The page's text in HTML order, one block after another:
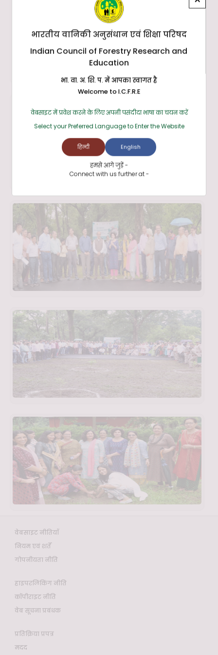
वेबसाइट नीतियाँ
नियम एवं शर्तें
गोपनीयता नीति
हाइपरलिंकिंग नीति
कॉपीराइट नीति
वेब सूचना प्रबंधक
प्रतिक्रिया प्रपत्र
मदद
भारतीय वानिकी अनुसंधान एवं शिक्षा परिषद
Indian Council of Forestry Research and
Education
भा. वा. अ. शि. प. में आपका स्वागत है
Welcome to I.C.F.R.E
वेबसाइट में प्रवेश करने के लिए अपनी पसंदीदा भाषा का चयन करें
Select your Preferred Language to Enter the Website
हिन्दी English
हमसे आगे जुड़ें -
Connect with us further at -